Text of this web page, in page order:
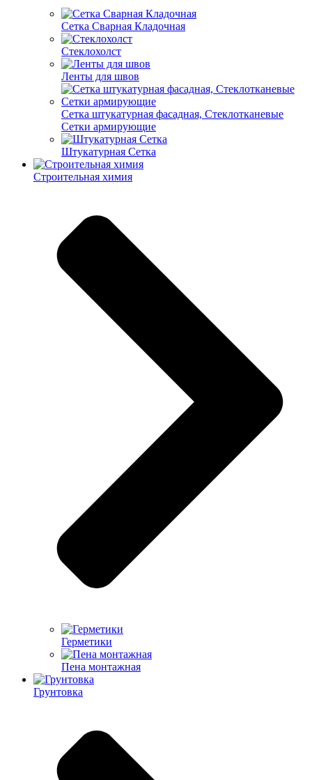
Cетка Сварная Кладочная
Cтеклохолст
Ленты для швов
Сетка штукатурная фасадная, Стеклотканевые
Сетки армирующие
Штукатурная Сетка
Строительная химия
Герметики
Пена монтажная
Грунтовка